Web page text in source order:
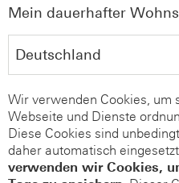
Mein dauerhafter
Wir verwenden Cookies, um
Webseite und Dienste
Diese Cookies sind
daher automatisch
verwenden wir Cookies,